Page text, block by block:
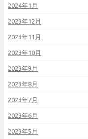
2024年1月
2023年12月
2023年11月
2023年10月
2023年9月
2023年8月
2023年7月
2023年6月
2023年5月